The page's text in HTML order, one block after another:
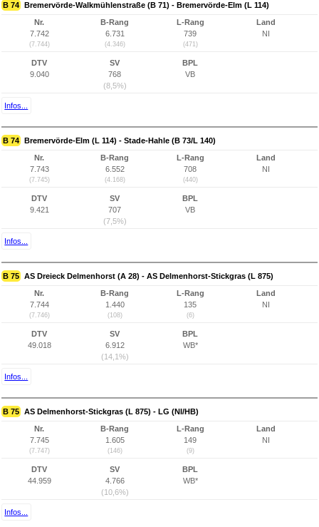
B 74 Bremervörde-Walkmühlenstraße (B 71) - Bremervörde-Elm (L 114)
Nr.
7.742
(7.744)
B-Rang
6.731
(4.346)
L-Rang
739
(471)
Land
NI
DTV
9.040
SV
768
(8,5%)
BPL
VB
Infos...
B 74 Bremervörde-Elm (L 114) - Stade-Hahle (B 73/L 140)
Nr.
7.743
(7.745)
B-Rang
6.552
(4.168)
L-Rang
708
(440)
Land
NI
DTV
9.421
SV
707
(7,5%)
BPL
VB
Infos...
B 75 AS Dreieck Delmenhorst (A 28) - AS Delmenhorst-Stickgras (L 875)
Nr.
7.744
(7.746)
B-Rang
1.440
(108)
L-Rang
135
(6)
Land
NI
DTV
49.018
SV
6.912
(14,1%)
BPL
WB*
Infos...
B 75 AS Delmenhorst-Stickgras (L 875) - LG (NI/HB)
Nr.
7.745
(7.747)
B-Rang
1.605
(146)
L-Rang
149
(9)
Land
NI
DTV
44.959
SV
4.766
(10,6%)
BPL
WB*
Infos...